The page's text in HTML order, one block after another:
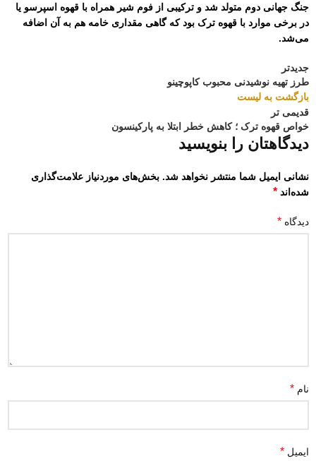
جنگ جهانی دوم متولد شد و ترکیبی از فوم شیر همراه با قهوه اسپرسو یا
در برخی موارد با قهوه ترک بود که گاهی مقداری خامه هم به آن اضافه
می‌شد.
جدیدتر
طرز تهیه نوشیدنی محبوب کاپوچینو
بازگشت به لیست
قدیمی تر
خواص قهوه ترک ؛ کاهش خطر ابتلا به پارکینسون
دیدگاهتان را بنویسید
نشانی ایمیل شما منتشر نخواهد شد. بخش‌های موردنیاز علامت‌گذاری
شده‌اند*
دیدگاه*
نام*
ایمیل*